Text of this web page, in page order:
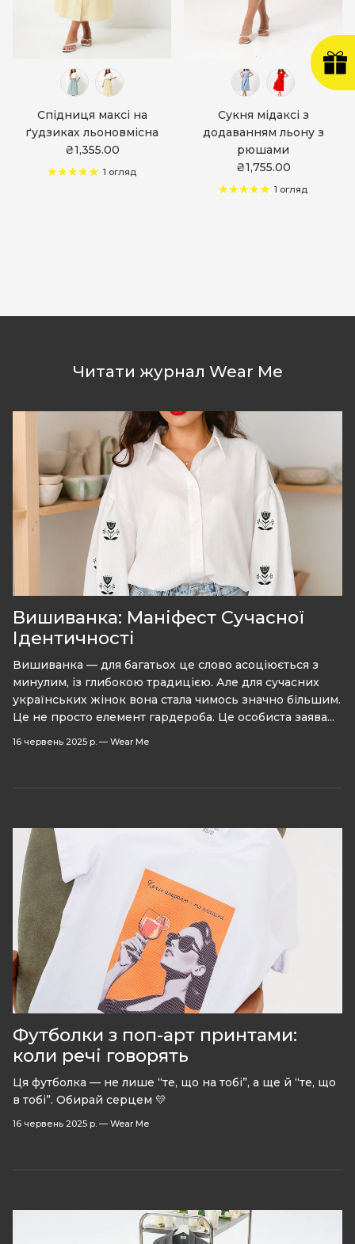
Спідниця максі на
ґудзиках льоновмісна
₴1,355.00
1 огляд
Сукня мідаксі з
додаванням льону з
рюшами
₴1,755.00
1 огляд
Читати журнал Wear Me
Вишиванка: Маніфест Сучасної
Ідентичності
Вишиванка — для багатьох це слово асоціюється з
минулим, із глибокою традицією. Але для сучасних
українських жінок вона стала чимось значно більшим.
Це не просто елемент гардероба. Це особиста заява...
16 червень 2025 р. — Wear Me
Футболки з поп-арт принтами:
коли речі говорять
Ця футболка — не лише “те, що на тобі”, а ще й “те, що
в тобі”. Обирай серцем 💛
16 червень 2025 р. — Wear Me